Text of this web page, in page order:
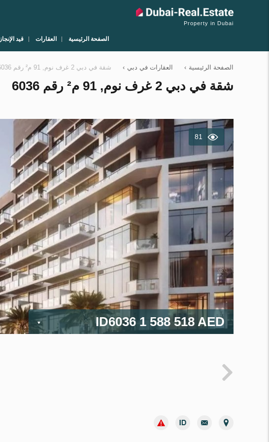
Property in Dubai
الصفحة الرئيسية العقارات قيد الإنجاز
الصفحة الرئيسية › العقارات في دبي › شقة في دبي 2 غرف نوم, 91 م² رقم 6036
شقة في دبي 2 غرف نوم, 91 م² رقم 6036
81
ID60361 588 518 AED